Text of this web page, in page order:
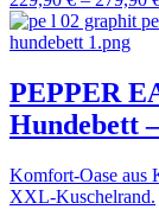
PEPPER
Hundebett
Komfort-Oase aus
XXL-Kuschelrand.